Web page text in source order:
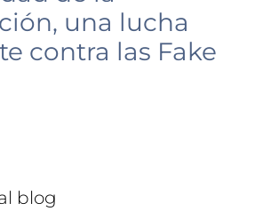
una lucha
contra las Fake
blog